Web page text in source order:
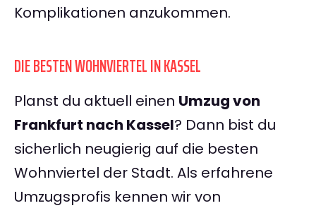
Komplikationen anzukommen.
DIE BESTEN WOHNVIERTEL IN KASSEL
Planst du aktuell einen Umzug von
Frankfurt nach Kassel? Dann bist du
sicherlich neugierig auf die besten
Wohnviertel der Stadt. Als erfahrene
Umzugsprofis kennen wir von